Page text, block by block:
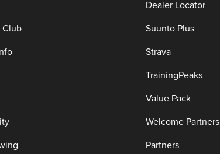
Club
Dealer Locator
Suunto Plus
Strava
TrainingPeaks
Value Pack
Welcome Partners
Partners